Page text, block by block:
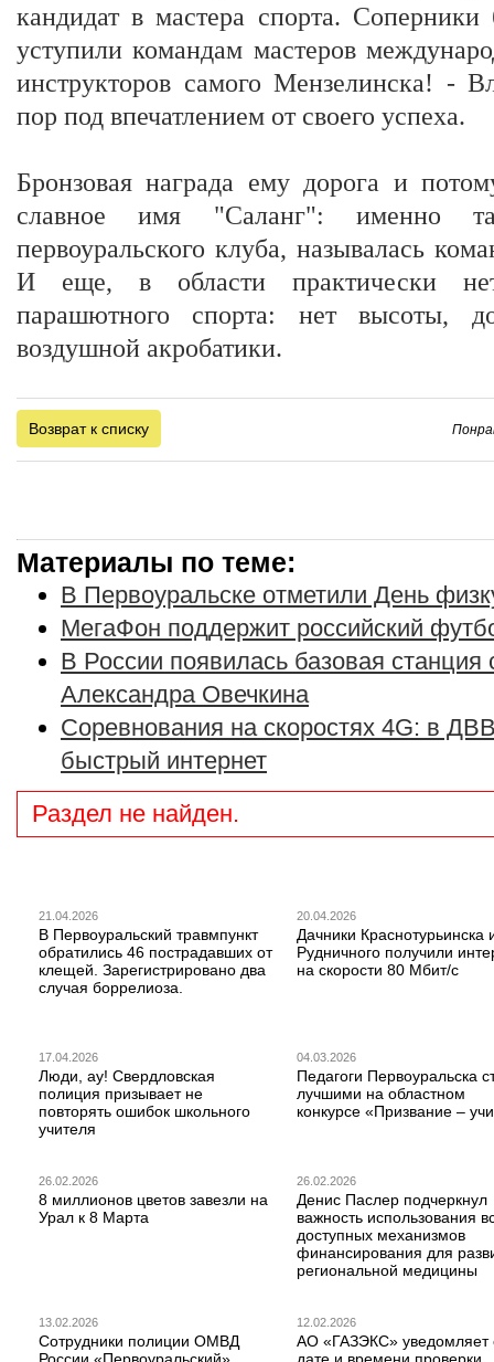
кандидат в мастера спорта.
уступили командам мастеров
инструкторов самого Мензелинска! -
пор под впечатлением от своего успеха.
Бронзовая награда ему дорога и
славное имя "Саланг": именно
первоуральского клуба, называлась
И еще, в области практически
парашютного спорта: нет высоты,
воздушной акробатики.
Возврат к списку
Материалы по теме:
В Первоуральске отметили День
МегаФон поддержит российский
В России появилась базовая станция
Александра Овечкина
Соревнования на скоростях 4G: в
быстрый интернет
Раздел не найден.
21.04.2026
В Первоуральский травмпункт
обратились 46 пострадавших от
клещей. Зарегистрировано два
случая боррелиоза.
20.04.2026
Дачники Краснотурьинска
Рудничного получили
на скорости 80 Мбит/с
17.04.2026
Люди, ау! Свердловская
полиция призывает не
повторять ошибок школьного
учителя
04.03.2026
Педагоги Первоуральска
лучшими на областном
конкурсе «Призвание –
26.02.2026
8 миллионов цветов завезли на
Урал к 8 Марта
26.02.2026
Денис Паслер подчеркнул
важность использования
доступных механизмов
финансирования для
региональной медицины
13.02.2026
Сотрудники полиции ОМВД
России «Первоуральский»
12.02.2026
АО «ГАЗЭКС» уведомляет
дате и времени проверки